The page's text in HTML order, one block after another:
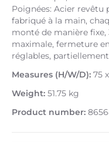
Poignées: Acier revêtu
fabriqué à la main,
monté de manière
maximale, fermeture
réglables,
Measures (H/W/D): 75
Weight: 51.75 kg
Product number: